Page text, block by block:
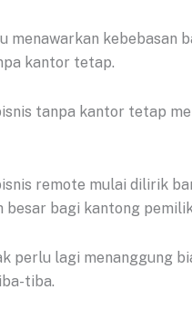
menawarkan kebebasan
kantor tetap.
tanpa kantor tetap
remote mulai dilirik
besar bagi kantong
perlu lagi menanggung
tiba.